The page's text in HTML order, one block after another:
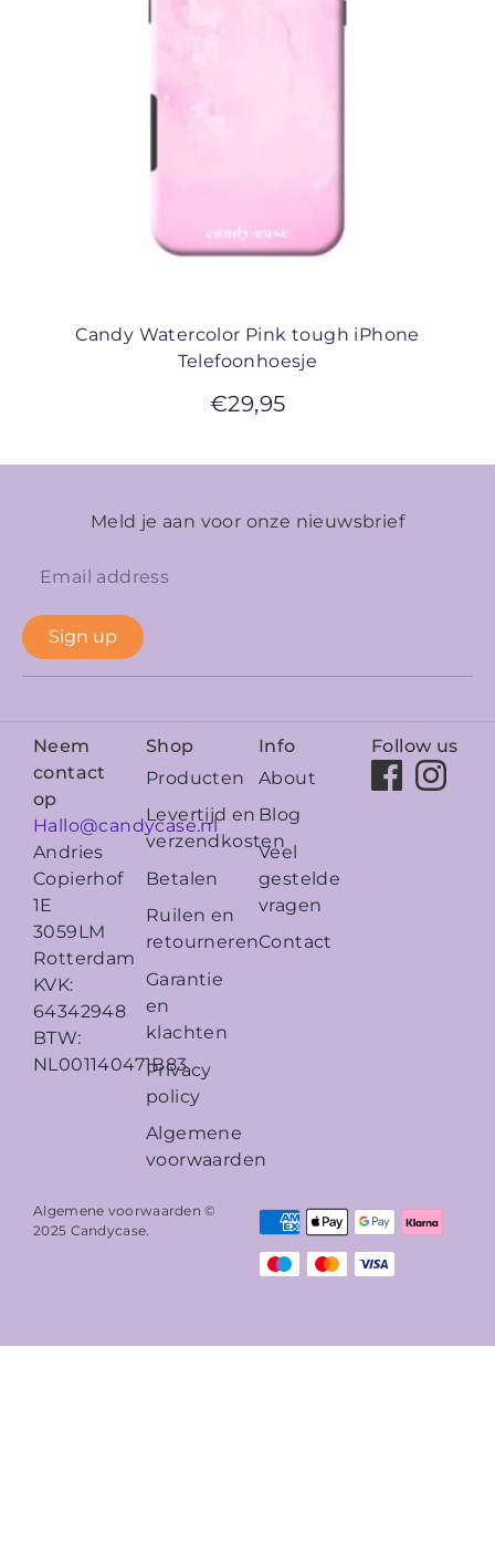
Candy Watercolor Pink tough iPhone
Telefoonhoesje
€29,95
Meld je aan voor onze nieuwsbrief
Sign up
Neem
contact
op
Hallo@candycase.nl
Andries
Copierhof
1E
3059LM
Rotterdam
KVK:
64342948
BTW:
NL001140471B83
Shop
Producten
Levertijd en
verzendkosten
Betalen
Ruilen en
retourneren
Garantie
en
klachten
Privacy
policy
Algemene
voorwaarden
Info
About
Blog
Veel
gestelde
vragen
Contact
Follow us
Algemene voorwaarden ©
2025 Candycase.